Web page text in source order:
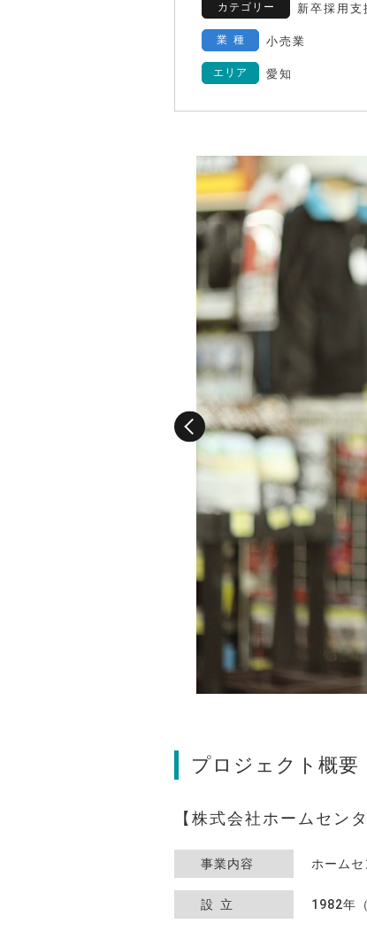
カテゴリー 新卒採用支
業種 小売業
エリア 愛知
プロジェクト概要
株式会社ホームセン
事業内容 ホーム
設立 1982年